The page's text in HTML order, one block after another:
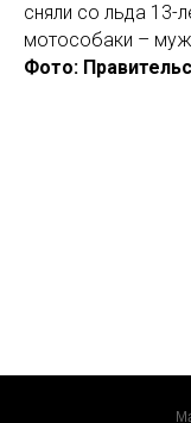
сняли со льда 13-
мотособаки –
Фото: